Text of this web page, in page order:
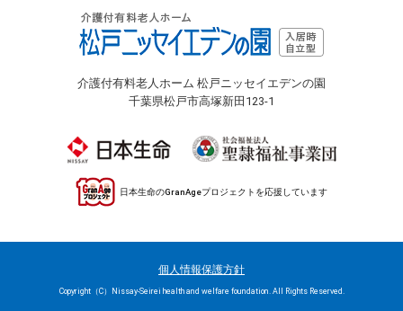
介護付有料老人ホーム 松戸ニッセイエデンの園
千葉県松戸市高塚新田123-1
日本生命のGranAgeプロジェクトを応援しています
個人情報保護方針
Copyright（C）Nissay-Seirei health and welfare foundation. All Rights Reserved.